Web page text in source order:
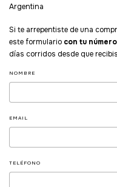
Argentina
Si te arrepentiste de una
este formulario con tu
días corridos desde que
NOMBRE
EMAIL
TELÉFONO